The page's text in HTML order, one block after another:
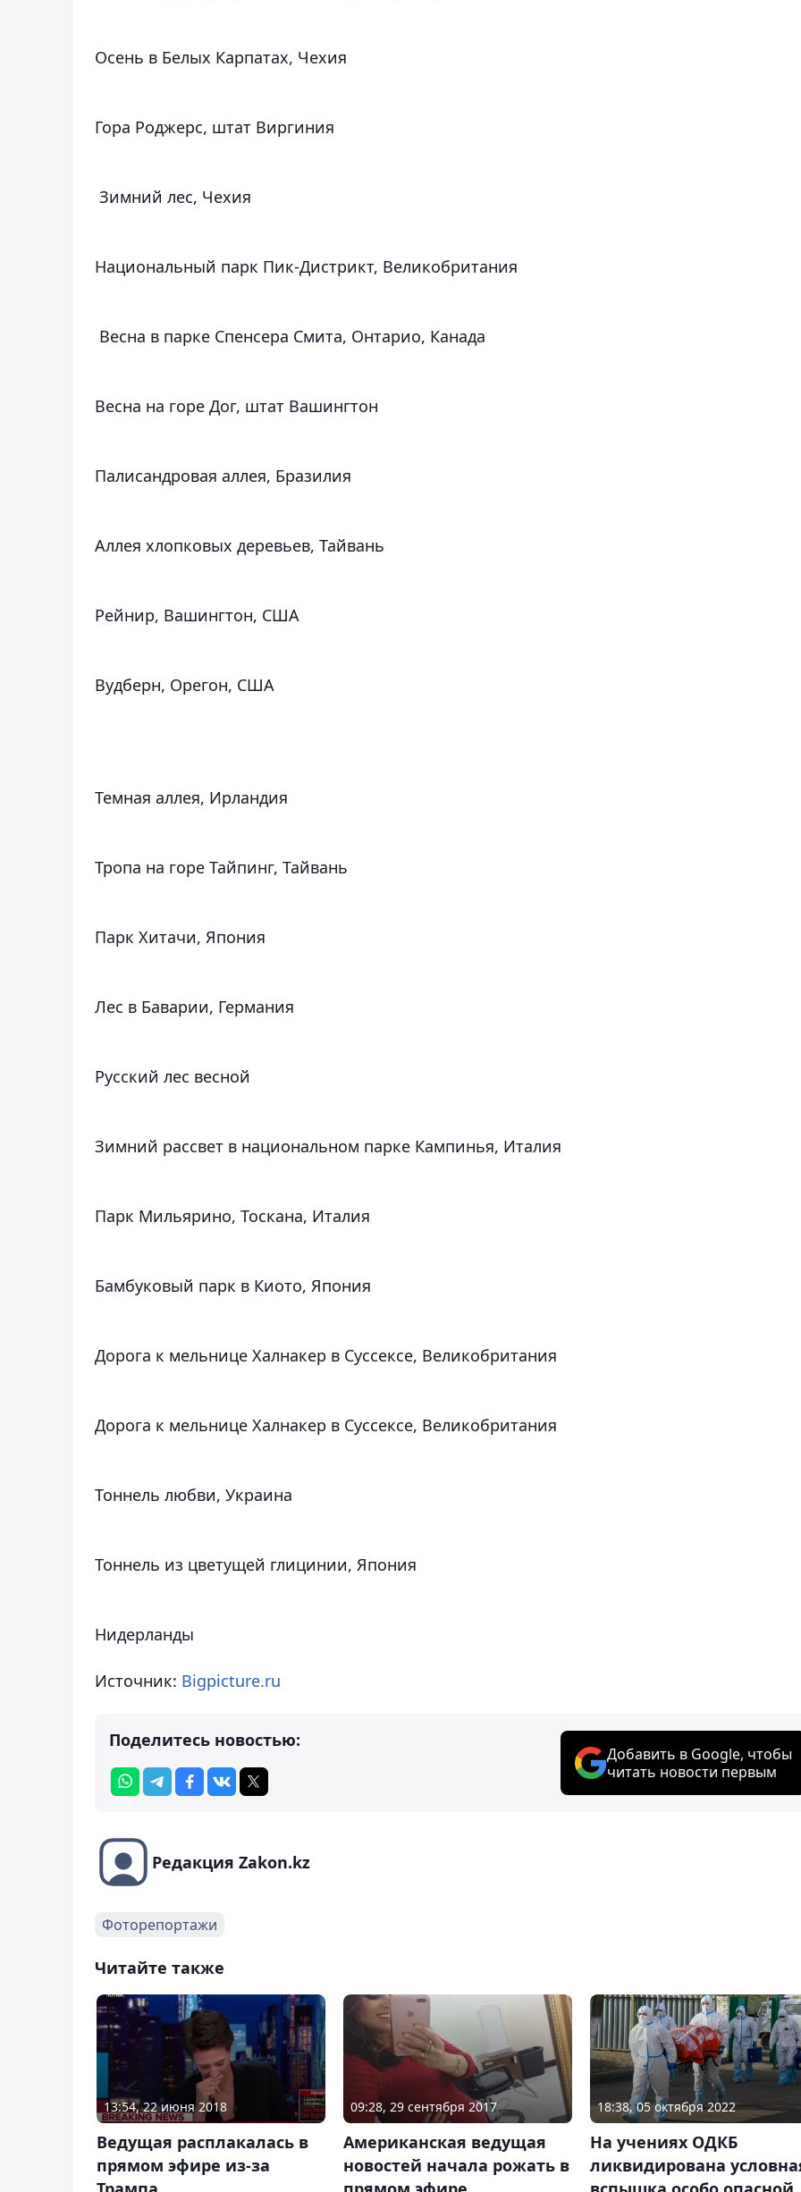
Осень в Белых Карпатах, Чехия
Гора Роджерс, штат Виргиния
Зимний лес, Чехия
Национальный парк Пик-Дистрикт, Великобритания
Весна в парке Спенсера Смита, Онтарио, Канада
Весна на горе Дог, штат Вашингтон
Палисандровая аллея, Бразилия
Аллея хлопковых деревьев, Тайвань
Рейнир, Вашингтон, США
Вудберн, Орегон, США
Темная аллея, Ирландия
Тропа на горе Тайпинг, Тайвань
Парк Хитачи, Япония
Лес в Баварии, Германия
Русский лес весной
Зимний рассвет в национальном парке Кампинья, Италия
Парк Мильярино, Тоскана, Италия
Бамбуковый парк в Киото, Япония
Дорога к мельнице Халнакер в Суссексе, Великобритания
Дорога к мельнице Халнакер в Суссексе, Великобритания
Тоннель любви, Украина
Тоннель из цветущей глицинии, Япония
Нидерланды
Источник: Bigpicture.ru
Поделитесь новостью:
Добавить в Google, чтобы
читать новости первым
Редакция Zakon.kz
Фоторепортажи
Читайте также
13:54, 22 июня 2018
Ведущая расплакалась в
прямом эфире из-за
09:28, 29 сентября 2017
Американская ведущая
новостей начала рожать в
18:38, 05 октября 2022
На учениях ОДКБ
ликвидирована